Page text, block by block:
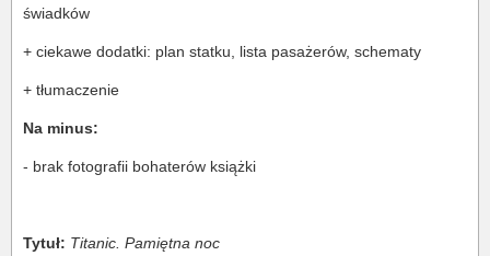
świadków
+ ciekawe dodatki: plan statku, lista pasażerów, schematy
+ tłumaczenie
Na minus:
- brak fotografii bohaterów książki
Tytuł: Titanic. Pamiętna noc